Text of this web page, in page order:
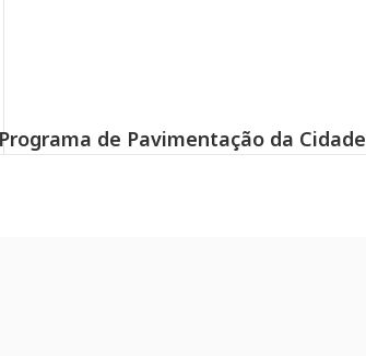
de Pavimentação da Cidade